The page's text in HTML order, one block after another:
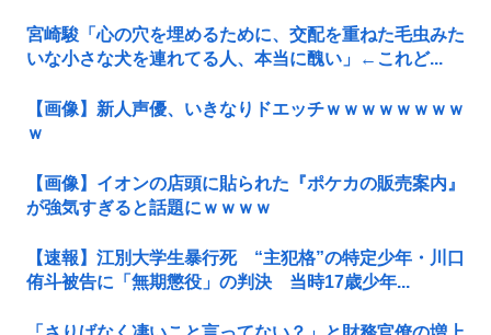
宮崎駿「心の穴を埋めるために、交配を重ねた毛虫みた
いな小さな犬を連れてる人、本当に醜い」←これど...
【画像】新人声優、いきなりドエッチｗｗｗｗｗｗｗｗ
ｗ
【画像】イオンの店頭に貼られた『ポケカの販売案内』
が強気すぎると話題にｗｗｗｗ
【速報】江別大学生暴行死 “主犯格”の特定少年・川口
侑斗被告に「無期懲役」の判決 当時17歳少年...